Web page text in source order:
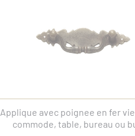
Applique avec poignee en fer
commode, table, bureau ou